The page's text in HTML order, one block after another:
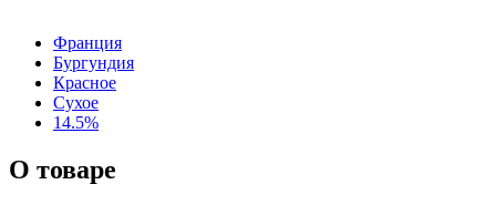
Франция
Бургундия
Красное
Сухое
14.5%
О товаре